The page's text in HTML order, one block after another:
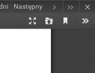
Następny